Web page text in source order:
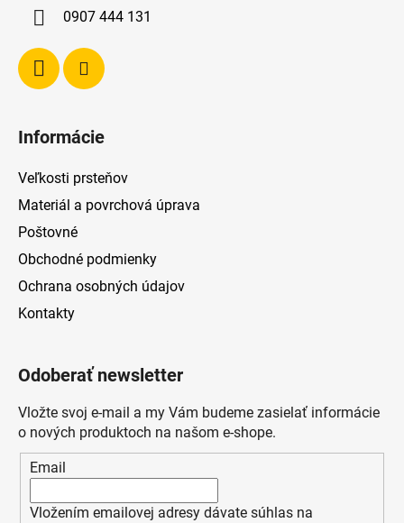
0907 444 131
Informácie
Veľkosti prsteňov
Materiál a povrchová úprava
Poštovné
Obchodné podmienky
Ochrana osobných údajov
Kontakty
Odoberať newsletter
Vložte svoj e-mail a my Vám budeme zasielať informácie
o nových produktoch na našom e-shope.
Email
Vložením emailovej adresy dávate súhlas na